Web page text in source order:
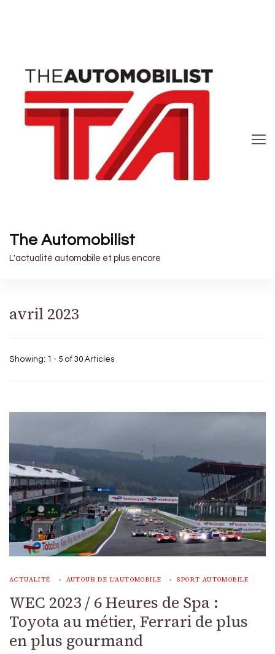
The Automobilist
L'actualité automobile et plus encore
avril 2023
Showing: 1 - 5 of 30 Articles
ACTUALITÉ AUTOUR DE L'AUTOMOBILE SPORT AUTOMOBILE
WEC 2023 / 6 Heures de Spa :
Toyota au métier, Ferrari de plus
en plus gourmand